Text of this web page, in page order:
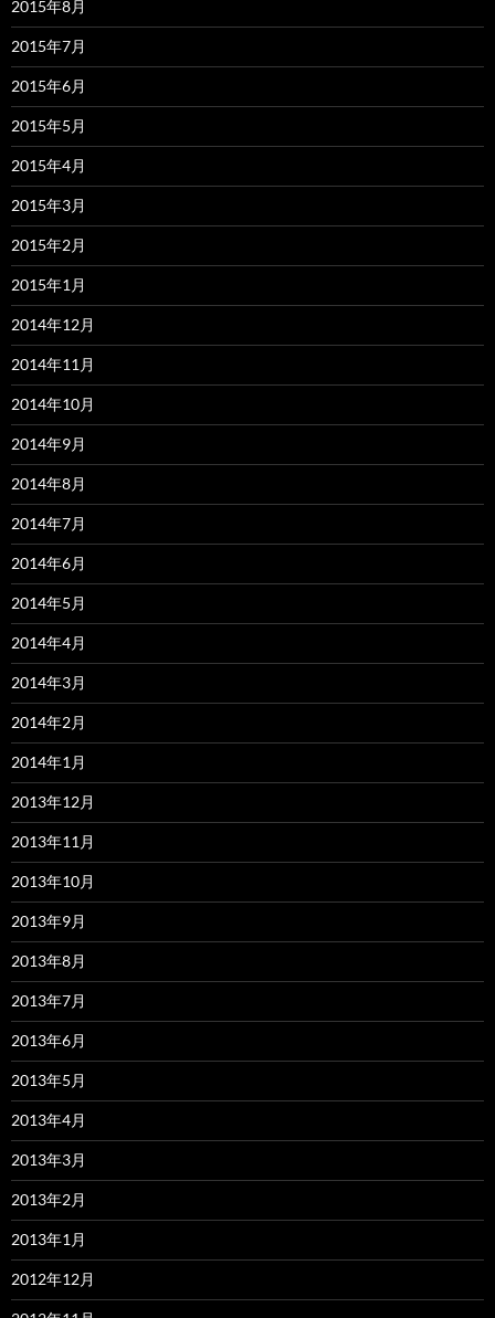
2015年8月
2015年7月
2015年6月
2015年5月
2015年4月
2015年3月
2015年2月
2015年1月
2014年12月
2014年11月
2014年10月
2014年9月
2014年8月
2014年7月
2014年6月
2014年5月
2014年4月
2014年3月
2014年2月
2014年1月
2013年12月
2013年11月
2013年10月
2013年9月
2013年8月
2013年7月
2013年6月
2013年5月
2013年4月
2013年3月
2013年2月
2013年1月
2012年12月